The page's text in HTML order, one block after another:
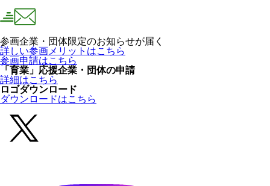
参画企業・団体限定のお知らせが届く
詳しい参画メリットはこちら
参画申請はこちら
「育業」応援企業・団体の申請
詳細はこちら
ロゴダウンロード
ダウンロードはこちら